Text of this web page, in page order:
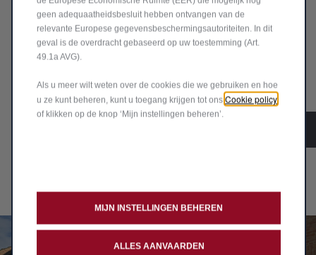
MOTOR
1.3 Ibrida Plug-in Q4 270 pk
1.5 Ibrida 175 pk
geen adequaatheidsbesluit hebben ontvangen van de
relevante Europese gegevensbeschermingsautoriteiten. In dit
geval is de overdracht gebaseerd op uw toestemming (Art.
49.1a AVG).
Als u meer wilt weten over de cookies die we gebruiken en hoe
u ze kunt beheren, kunt u toegang krijgen tot ons Cookie policy
of klikken op de knop ‘Mijn instellingen beheren’.
MIJN INSTELLINGEN BEHEREN
ALLES AANVAARDEN